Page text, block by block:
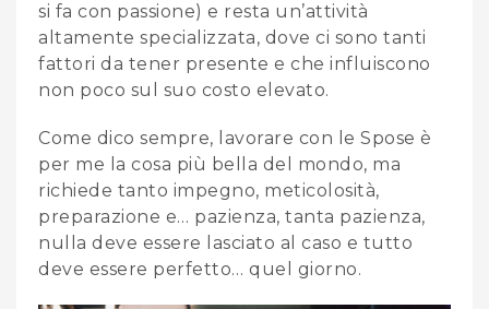
si fa con passione) e resta un’attività
altamente specializzata, dove ci sono tanti
fattori da tener presente e che influiscono
non poco sul suo costo elevato.
Come dico sempre, lavorare con le Spose è
per me la cosa più bella del mondo, ma
richiede tanto impegno, meticolosità,
preparazione e… pazienza, tanta pazienza,
nulla deve essere lasciato al caso e tutto
deve essere perfetto… quel giorno.